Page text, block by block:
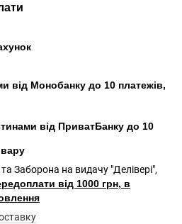
Монобанку до 10 платежів,
від ПриватБанку до 10
Заборона на видачу "Делівері",
від 1000 грн, в